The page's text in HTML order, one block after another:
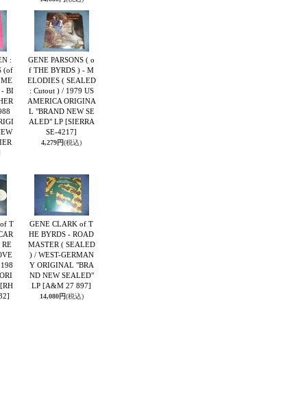
:
(of
- BI
GENE PARSONS ( o
f THE BYRDS ) - M
ELODIES ( SEALED
: Cutout ) / 1979 US
AMERICA ORIGINA
L "BRAND NEW SE
ALED" LP [SIERRA
SE-4217]
4,279円(税込)
T
RE
[RH
GENE CLARK of T
HE BYRDS - ROAD
MASTER ( SEALED
) / WEST-GERMAN
Y ORIGINAL "BRA
ND NEW SEALED"
LP [A&M 27 897]
14,080円(税込)